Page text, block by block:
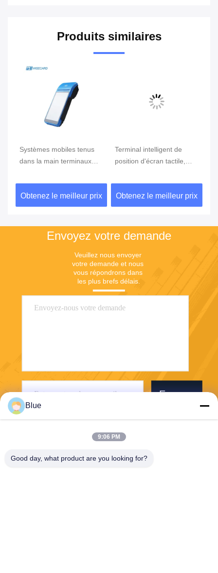
Produits similaires
Systèmes mobiles tenus
dans la main terminaux
position du BORD GPRS
5800mAh de position de
NFC de FBI
Obtenez le meilleur prix
Terminal intelligent de
position d'écran tactile,
lecteur d'empreintes
digitales
Obtenez le meilleur prix
Envoyez votre demande
Veuillez nous envoyer
votre demande et nous
vous répondrons dans
les plus brefs délais.
Envoyer
Blue
9:06 PM
Good day, what product are you looking for?